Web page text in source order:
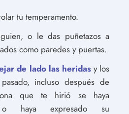
tu temperamento.
o le das puñetazos a
como paredes y puertas.
de lado las heridasy los
incluso después de
que te hirió se haya
o haya expresado su